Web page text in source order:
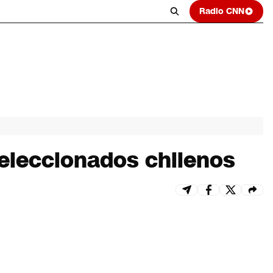
Radio CNN
chilenos